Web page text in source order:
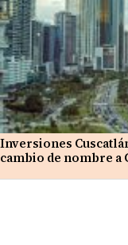
Inversiones
cambio de nombre a